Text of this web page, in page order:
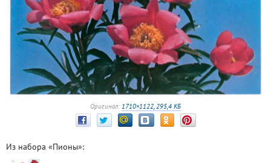
Оригинал: 1710×1122, 295,4 КБ
Из набора «Пионы»: